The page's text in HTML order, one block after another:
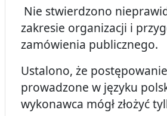
Nie stwierdzono
zakresie organizacji i
zamówienia publicznego.
Ustalono, że
prowadzone w języku
wykonawca mógł złożyć